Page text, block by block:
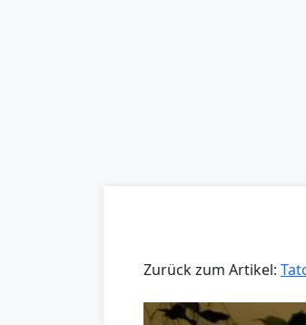
Zurück zum Artikel: